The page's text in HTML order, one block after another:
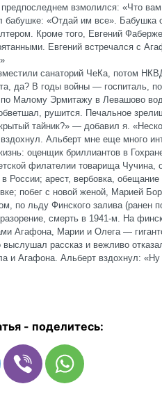
предпоследнем взмолился: «Что
бабушке: «Отдай им все». Бабушка
Кроме того, Евгений
Евгений встречался с
санаторий ЧеКа, потом
да? В годы войны — госпиталь,
Малому Эрмитажу в Левашово
рушится. Печальное
тайник?» — добавил я.
Альберт мне еще много
оценщик бриллиантов в
филателии товарища Чучина,
России; арест, вербовка,
побег с новой женой, Марией
по льду Финского залива (ранен
смерть в 1941-м. На
Агафона, Марии и Олега —
рассказ и вежливо
и Агафона. Альберт вздохнул:
- поделитесь: